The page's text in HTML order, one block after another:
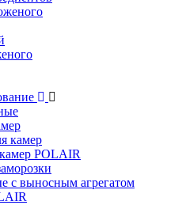
камер
POLAIR
с выносным агрегатом